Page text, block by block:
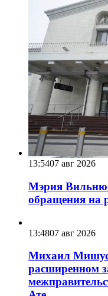
13:5407 авг 2026
Мэрия
обращения на
13:4807 авг 2026
Михаил
расширенном